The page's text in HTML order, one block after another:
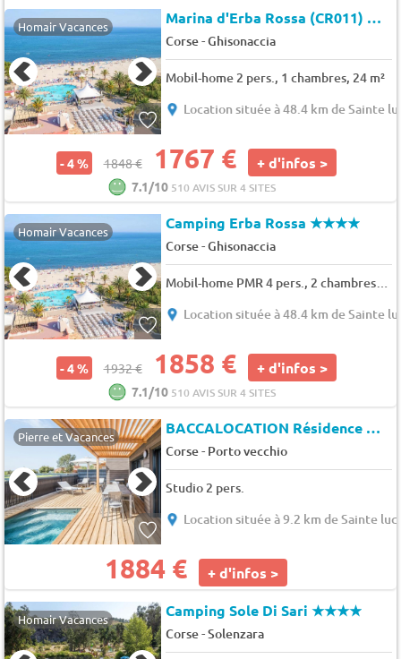
Homair Vacances Marina d'Erba Rossa (CR011)
Corse-Ghisonaccia
Mobil-home 2 pers., 1 chambres, 24 m²
Location située à 48.4 km de Sainte
- 4 % 1848 € 1767 € + d'infos >
7.1/10 510 AVIS SUR 4 SITES
Homair Vacances Camping Erba Rossa★★★★
Corse-Ghisonaccia
Mobil-home PMR 4 pers., 2 chambres, 34 m² - 36 m²
Location située à 48.4 km de Sainte
- 4 % 1932 € 1858 € + d'infos >
7.1/10 510 AVIS SUR 4 SITES
Pierre et Vacances BACCALOCATION Résidence Mina
Corse- Porto vecchio
Studio 2 pers.
Location située à 9.2 km de Sainte
1884 € + d'infos >
Homair Vacances Camping Sole Di Sari★★★★
Corse-Solenzara